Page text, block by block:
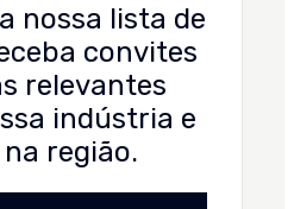
nossa lista de
convites
relevantes
indústria e
região.